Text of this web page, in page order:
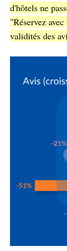
d'hôtels ne
"Réservez
validités des